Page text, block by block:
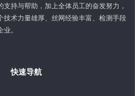
持与帮助，加上全体员工的奋发努力，
技术力量雄厚、丝网经验丰富、检测手段
。
快速导航